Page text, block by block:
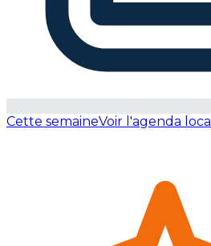
Cette semaineVoir l'agenda local